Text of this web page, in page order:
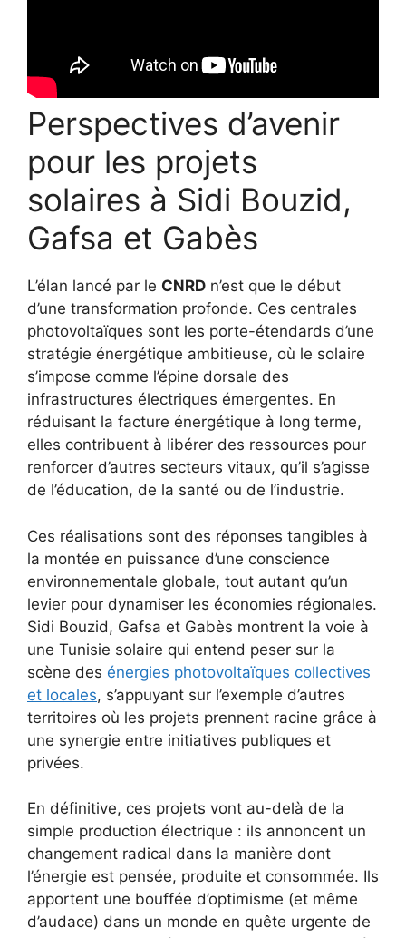
Perspectives d’avenir
pour les projets
solaires à Sidi Bouzid,
Gafsa et Gabès
L’élan lancé par le CNRD n’est que le début
d’une transformation profonde. Ces centrales
photovoltaïques sont les porte-étendards d’une
stratégie énergétique ambitieuse, où le solaire
s’impose comme l’épine dorsale des
infrastructures électriques émergentes. En
réduisant la facture énergétique à long terme,
elles contribuent à libérer des ressources pour
renforcer d’autres secteurs vitaux, qu’il s’agisse
de l’éducation, de la santé ou de l’industrie.
Ces réalisations sont des réponses tangibles à
la montée en puissance d’une conscience
environnementale globale, tout autant qu’un
levier pour dynamiser les économies régionales.
Sidi Bouzid, Gafsa et Gabès montrent la voie à
une Tunisie solaire qui entend peser sur la
scène des énergies photovoltaïques collectives
et locales, s’appuyant sur l’exemple d’autres
territoires où les projets prennent racine grâce à
une synergie entre initiatives publiques et
privées.
En définitive, ces projets vont au-delà de la
simple production électrique : ils annoncent un
changement radical dans la manière dont
l’énergie est pensée, produite et consommée. Ils
apportent une bouffée d’optimisme (et même
d’audace) dans un monde en quête urgente de